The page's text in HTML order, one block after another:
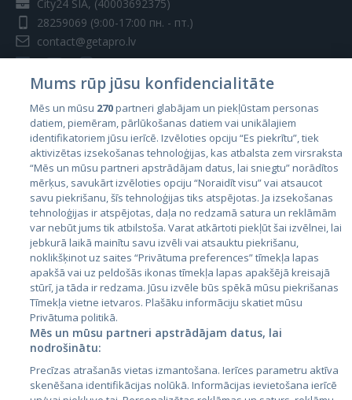
City24 SIA, (40003692375)
28259069 (9:00-17:00 пн. - пт.)
contact@getapro.lv
Страны
Эстония
Латвия
Литва
City24.lv
City24.ee
GetaPro.lv
Kainos.lt
Paslaugos.lt
Mums rūp jūsu konfidencialitāte
Mēs un mūsu 270partneri glabājam un piekļūstam personas
datiem, piemēram, pārlūkošanas datiem vai unikālajiem
identifikatoriem jūsu ierīcē. Izvēloties opciju “Es piekrītu”, tiek
aktivizētas izsekošanas tehnoloģijas, kas atbalsta zem virsraksta
“Mēs un mūsu partneri apstrādājam datus, lai sniegtu” norādītos
mērķus, savukārt izvēloties opciju “Noraidīt visu” vai atsaucot
savu piekrišanu, šīs tehnoloģijas tiks atspējotas. Ja izsekošanas
tehnoloģijas ir atspējotas, daļa no redzamā satura un reklāmām
var nebūt jums tik atbilstoša. Varat atkārtoti piekļūt šai izvēlnei, lai
jebkurā laikā mainītu savu izvēli vai atsauktu piekrišanu,
noklikšķinot uz saites “Privātuma preferences” tīmekļa lapas
apakšā vai uz peldošās ikonas tīmekļa lapas apakšējā kreisajā
stūrī, ja tāda ir redzama. Jūsu izvēle būs spēkā mūsu piekrišanas
Tīmekļa vietne ietvaros. Plašāku informāciju skatiet mūsu
Privātuma politikā.
Mēs un mūsu partneri apstrādājam datus, lai
nodrošinātu:
Precīzas atrašanās vietas izmantošana. Ierīces parametru aktīva
skenēšana identifikācijas nolūkā. Informācijas ievietošana ierīcē